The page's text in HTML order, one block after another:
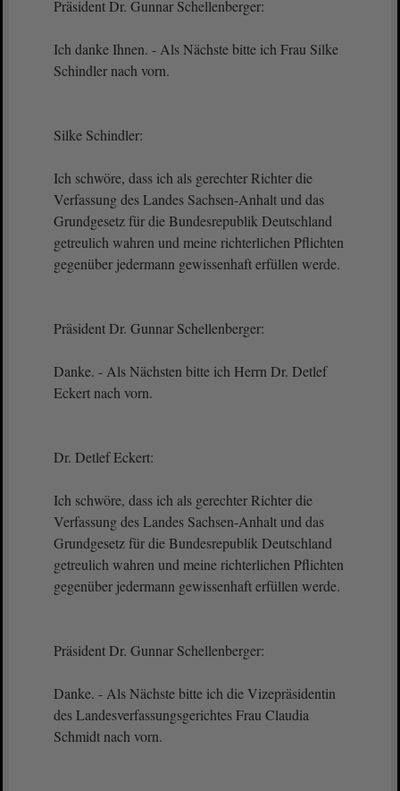
Präsident Dr. Gunnar Schellenberger:
Ich danke Ihnen. - Als Nächste bitte ich Frau Silke
Schindler nach vorn.
Silke Schindler:
Ich schwöre, dass ich als gerechter Richter die
Verfassung des Landes Sachsen-Anhalt und das
Grundgesetz für die Bundesrepublik Deutschland
getreulich wahren und meine richterlichen Pflichten
gegenüber jedermann gewissenhaft erfüllen werde.
Präsident Dr. Gunnar Schellenberger:
Danke. - Als Nächsten bitte ich Herrn Dr. Detlef
Eckert nach vorn.
Dr. Detlef Eckert:
Ich schwöre, dass ich als gerechter Richter die
Verfassung des Landes Sachsen-Anhalt und das
Grundgesetz für die Bundesrepublik Deutschland
getreulich wahren und meine richterlichen Pflichten
gegenüber jedermann gewissenhaft erfüllen werde.
Präsident Dr. Gunnar Schellenberger:
Danke. - Als Nächste bitte ich die Vizepräsidentin
des Landesverfassungsgerichtes Frau Claudia
Schmidt nach vorn.